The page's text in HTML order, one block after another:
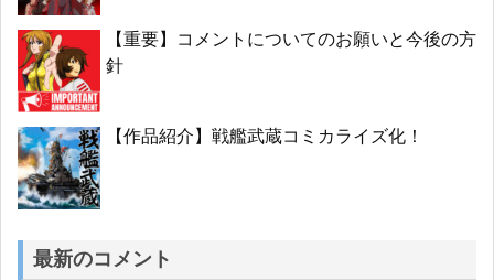
【重要】コメントについてのお願いと今後の方
針
【作品紹介】戦艦武蔵コミカライズ化！
最新のコメント